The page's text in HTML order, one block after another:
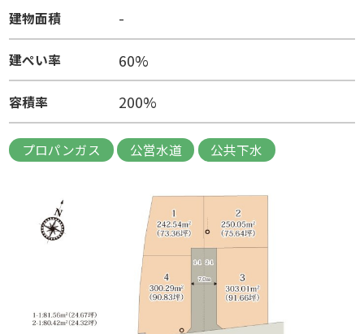
建物面積 -
建ぺい率 60%
容積率 200%
プロパンガス 公営水道 公共下水